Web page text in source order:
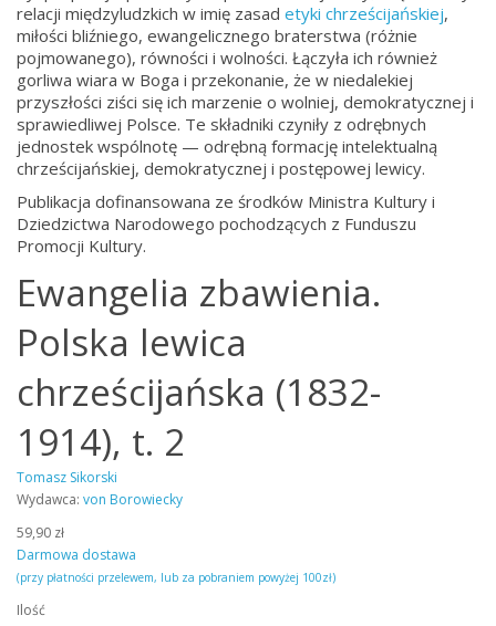
relacji międzyludzkich w imię zasad etyki chrześcijańskiej,
miłości bliźniego, ewangelicznego braterstwa (różnie
pojmowanego), równości i wolności. Łączyła ich również
gorliwa wiara w Boga i przekonanie, że w niedalekiej
przyszłości ziści się ich marzenie o wolniej, demokratycznej i
sprawiedliwej Polsce. Te składniki czyniły z odrębnych
jednostek wspólnotę — odrębną formację intelektualną
chrześcijańskiej, demokratycznej i postępowej lewicy.
Publikacja dofinansowana ze środków Ministra Kultury i
Dziedzictwa Narodowego pochodzących z Funduszu
Promocji Kultury.
Ewangelia zbawienia.
Polska lewica
chrześcijańska (1832-
1914), t. 2
Tomasz Sikorski
Wydawca: von Borowiecky
59,90 zł
Darmowa dostawa
(przy płatności przelewem, lub za pobraniem powyżej 100zł)
Ilość